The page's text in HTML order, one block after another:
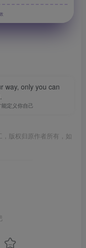
way, only you can
定义你自己
版权归原作者所有，如